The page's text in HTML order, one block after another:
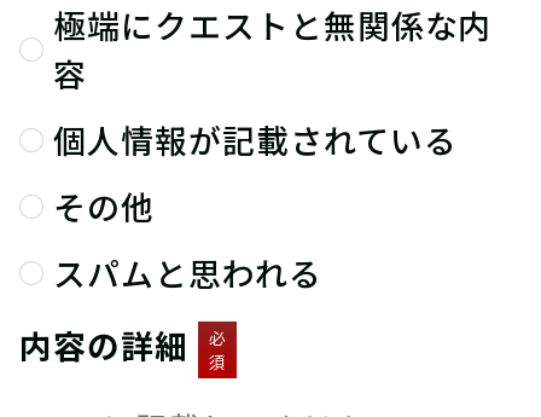
極端にクエストと無関係な内
容
個人情報が記載されている
その他
スパムと思われる
内容の詳細
必
須